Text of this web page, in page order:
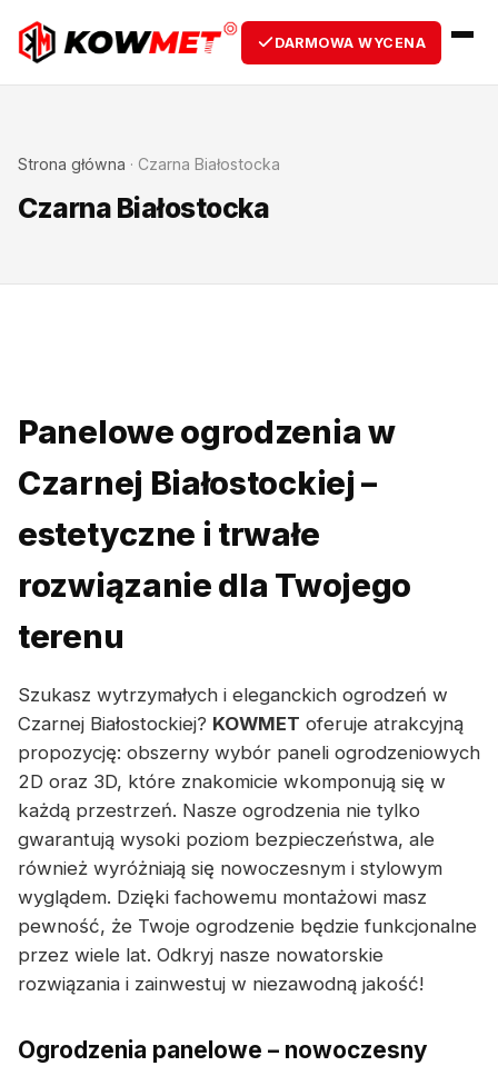
DARMOWA WYCENA
Strona główna · Czarna Białostocka
Czarna Białostocka
Panelowe ogrodzenia w
Czarnej Białostockiej –
estetyczne i trwałe
rozwiązanie dla Twojego
terenu
Szukasz wytrzymałych i eleganckich ogrodzeń w
Czarnej Białostockiej? KOWMET oferuje atrakcyjną
propozycję: obszerny wybór paneli ogrodzeniowych
2D oraz 3D, które znakomicie wkomponują się w
każdą przestrzeń. Nasze ogrodzenia nie tylko
gwarantują wysoki poziom bezpieczeństwa, ale
również wyróżniają się nowoczesnym i stylowym
wyglądem. Dzięki fachowemu montażowi masz
pewność, że Twoje ogrodzenie będzie funkcjonalne
przez wiele lat. Odkryj nasze nowatorskie
rozwiązania i zainwestuj w niezawodną jakość!
Ogrodzenia panelowe – nowoczesny